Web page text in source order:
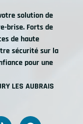
votre solution de
brise. Forts de
de haute
sécurité sur la
pour une
LES AUBRAIS